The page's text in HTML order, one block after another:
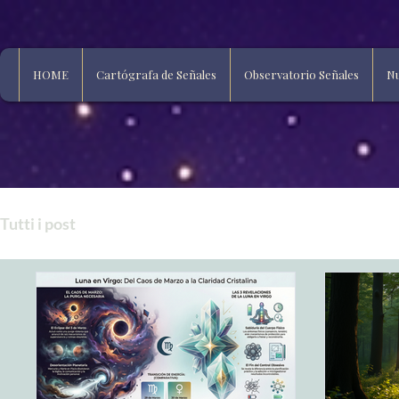
HOME Cartógrafa de Señales Observatorio Señales
Tutti i post